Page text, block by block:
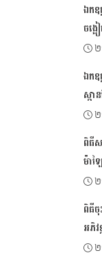
ឯកឧ
ចង្អ
ស្តីពី
២
ឯ​កឧ
ស្ព
ប្រទ
២
ពិធីស
ម៉ា
តាម
២
ពិធី
អភិ
តាម
២